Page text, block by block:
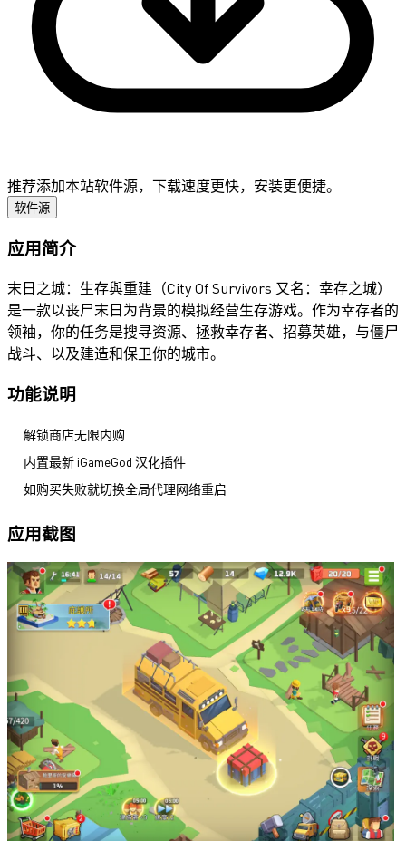
推荐添加本站软件源，下载速度更快，安装更便捷。
软件源
应用简介
末日之城：生存與重建（City Of Survivors 又名：幸存之城）
是一款以丧尸末日为背景的模拟经营生存游戏。作为幸存者的
领袖，你的任务是搜寻资源、拯救幸存者、招募英雄，与僵尸
战斗、以及建造和保卫你的城市。
功能说明
解锁商店无限内购
内置最新 iGameGod 汉化插件
如购买失败就切换全局代理网络重启
应用截图